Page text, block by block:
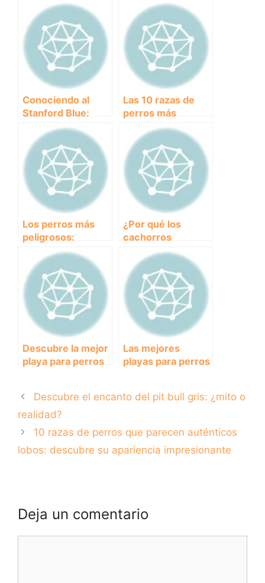
Conociendo al
Stanford Blue:
todo sobre esta
raza de perros
Las 10 razas de
perros más
costosas en el
mercado actual
Los perros más
peligrosos:
Conoce a las razas
que necesitan una
educación
especial.
¿Por qué los
cachorros
duermen tanto?
Descubre si es
normal y cómo
manejar su sueño
Descubre la mejor
playa para perros
con tu mejor
amigo peludo
Las mejores
playas para perros
con tu amigo fiel
Descubre el encanto del pit bull gris: ¿mito o
realidad?
10 razas de perros que parecen auténticos
lobos: descubre su apariencia impresionante
Deja un comentario